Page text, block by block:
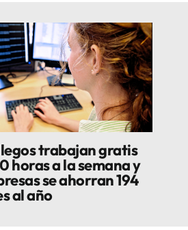
trabajan gratis
horas a la semana y
se ahorran 194
al año